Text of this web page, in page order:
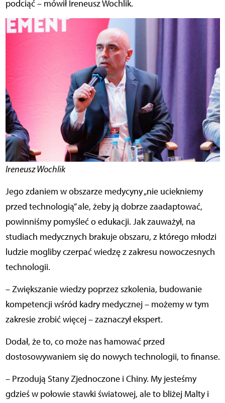
podciąć – mówił Ireneusz Wochlik.
Ireneusz Wochlik
Jego zdaniem w obszarze medycyny „nie uciekniemy
przed technologią” ale, żeby ją dobrze zaadaptować,
powinniśmy pomyśleć o edukacji. Jak zauważył, na
studiach medycznych brakuje obszaru, z którego młodzi
ludzie mogliby czerpać wiedzę z zakresu nowoczesnych
technologii.
– Zwiększanie wiedzy poprzez szkolenia, budowanie
kompetencji wśród kadry medycznej – możemy w tym
zakresie zrobić więcej – zaznaczył ekspert.
Dodał, że to, co może nas hamować przed
dostosowywaniem się do nowych technologii, to finanse.
– Przodują Stany Zjednoczone i Chiny. My jesteśmy
gdzieś w połowie stawki światowej, ale to bliżej Malty i